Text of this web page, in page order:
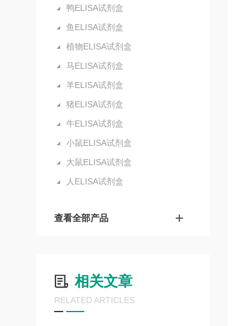
鸭ELISA试剂盒
鱼ELISA试剂盒
植物ELISA试剂盒
马ELISA试剂盒
羊ELISA试剂盒
猪ELISA试剂盒
牛ELISA试剂盒
小鼠ELISA试剂盒
大鼠ELISA试剂盒
人ELISA试剂盒
查看全部产品
相关文章
RELATED ARTICLES